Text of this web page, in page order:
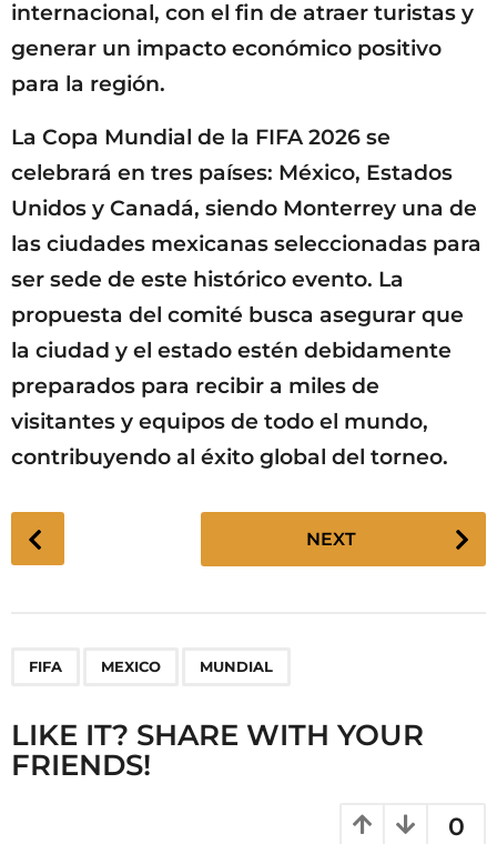
internacional, con el fin de atraer turistas y
generar un impacto económico positivo
para la región.
La Copa Mundial de la FIFA 2026 se
celebrará en tres países: México, Estados
Unidos y Canadá, siendo Monterrey una de
las ciudades mexicanas seleccionadas para
ser sede de este histórico evento. La
propuesta del comité busca asegurar que
la ciudad y el estado estén debidamente
preparados para recibir a miles de
visitantes y equipos de todo el mundo,
contribuyendo al éxito global del torneo.
P
o
i
n
NEXT
FIFA MEXICO MUNDIAL
LIKE IT? SHARE WITH YOUR
FRIENDS!
0